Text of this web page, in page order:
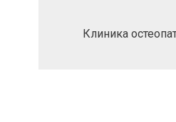
Клиника